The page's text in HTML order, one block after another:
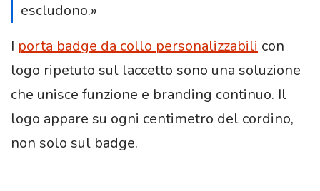
escludono.»
I porta badge da collo personalizzabili con
logo ripetuto sul laccetto sono una soluzione
che unisce funzione e branding continuo. Il
logo appare su ogni centimetro del cordino,
non solo sul badge.